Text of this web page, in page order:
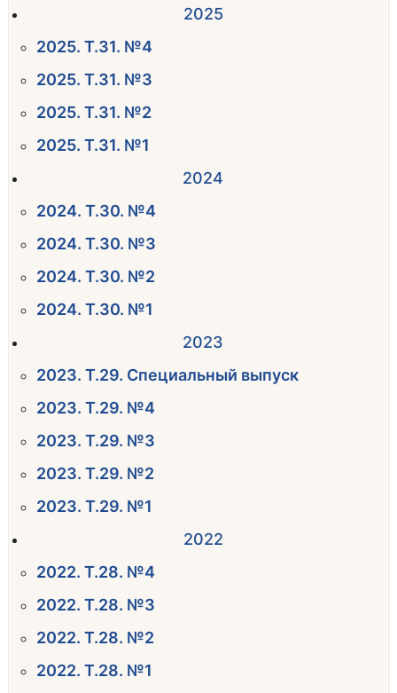
2025
2025. Т.31. №4
2025. Т.31. №3
2025. Т.31. №2
2025. Т.31. №1
2024
2024. Т.30. №4
2024. Т.30. №3
2024. Т.30. №2
2024. Т.30. №1
2023
2023. Т.29. Специальный выпуск
2023. Т.29. №4
2023. Т.29. №3
2023. Т.29. №2
2023. Т.29. №1
2022
2022. Т.28. №4
2022. Т.28. №3
2022. Т.28. №2
2022. Т.28. №1